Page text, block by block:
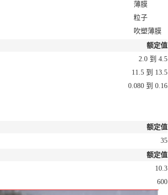
薄膜
粒子
吹塑薄膜
额定值
2.0 到 4.5
11.5 到 13.5
0.080 到 0.16
额定值
35
额定值
10.3
600